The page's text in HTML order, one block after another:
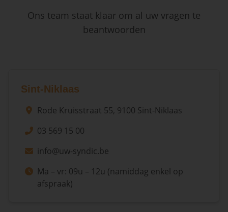
Ons team staat klaar om al uw vragen te
beantwoorden
Sint-Niklaas
Rode Kruisstraat 55, 9100 Sint-Niklaas
03 569 15 00
info@uw-syndic.be
Ma – vr: 09u – 12u (namiddag enkel op
afspraak)